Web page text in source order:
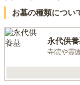
お墓の種類につい
永代供
寺院や霊